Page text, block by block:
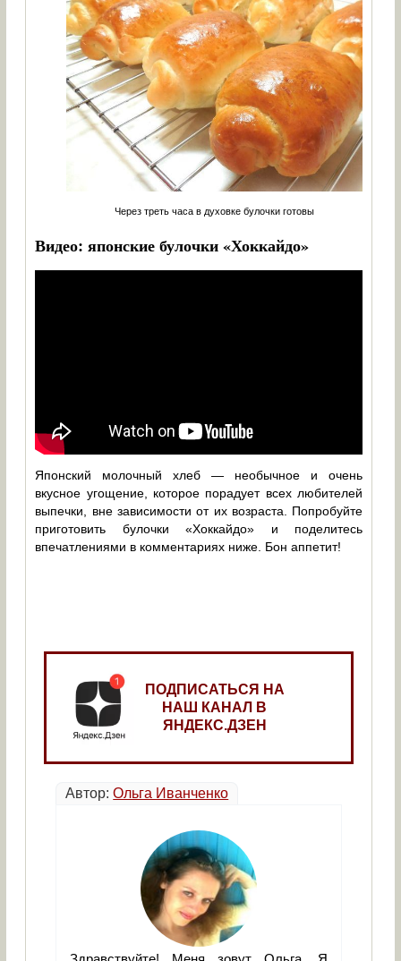
Через треть часа в духовке булочки готовы
Видео: японские булочки «Хоккайдо»
Японский молочный хлеб — необычное и очень
вкусное угощение, которое порадует всех любителей
выпечки, вне зависимости от их возраста. Попробуйте
приготовить булочки «Хоккайдо» и поделитесь
впечатлениями в комментариях ниже. Бон аппетит!
ПОДПИСАТЬСЯ НА
НАШ КАНАЛ В
ЯНДЕКС.ДЗЕН
Автор:Ольга Иванченко